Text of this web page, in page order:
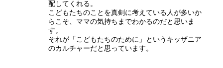
配してくれる。
こどもたちのことを真剣に考えている人が多いか
らこそ、ママの気持ちまでわかるのだと思いま
す。
それが「こどもたちのために」というキッザニア
のカルチャーだと思っています。